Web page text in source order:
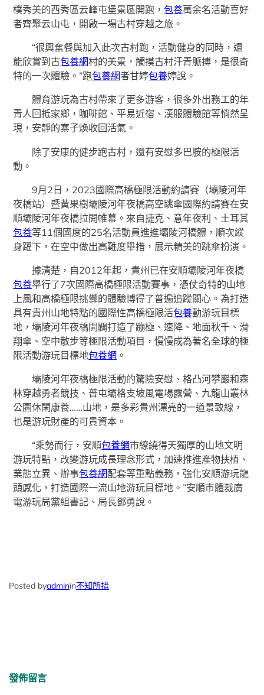
樸秀美的西秀區云峰屯堡景區開跑，包養萬余名活動喜好
者齊聚云山屯，開啟一場古村穿越之旅。
“很興奮餐與加入此次古村跑，活動健身的同時，還
能欣賞到古包養網村的美景，觸摸古村汗青脈搏，是很奇
特的一次體驗。”跑包養網者甘婷包養婷說。
體育游玩為古村帶來了更多游客，很多外出務工的年
青人回抵家鄉，咖啡館、平易近宿、漢服體驗館等悄然呈
現，安靜的寨子煥收回活氣。
除了安康的健步跑古村，還有安慰多巴胺的極限活
動。
9月2日，2023國際高橋極限活動約請賽（壩陵河年
夜橋站）暨黃果樹壩陵河年夜橋高空跳傘國際約請賽在安
順壩陵河年夜橋拉開帷幕。來自捷克、意年夜利、土耳其
包養等11個國度的25名活動員進進壩陵河橋體，順次縱
身躍下，在空中做出高難度舉措，展示精美的跳傘扮演。
據清楚，自2012年起，貴州已在安順壩陵河年夜橋
包養舉行了7次國際高橋極限活動賽事，憑仗奇特的山地
上風和高橋極限挑釁的體驗博得了普遍追蹤關心。為打造
具有貴州山地特點的國際性高橋極限活包養動游玩目標
地，壩陵河年夜橋開闢打造了蹦極、速降、地面秋千、滑
翔傘、空中散步等極限活動項目，慢慢成為著名全球的極
限活動游玩目標地包養網 。
壩陵河年夜橋極限活動的驚險安慰、格凸河攀巖和森
林穿越勇者競技、普屯壩格支坡風電場露營、九龍山叢林
公園休閑康養……山地，是多彩貴州漂亮的一道景致線，
也是游玩財產的可貴資本。
“乘勢而行，安順包養網市繚繞得天獨厚的山地文明
游玩特點，改變游玩成長理念形式，加速推進產物扶植、
業態立異、辦事包養網配套等重點義務，強化安順游玩龍
頭感化，打造國際一流山地游玩目標地。”安順市體裁廣
電游玩局黨組書記、局長鄧勇說。
Posted byadminin不知所措
發佈留言